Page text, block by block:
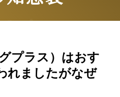
プラス）はおす
れましたがなぜ